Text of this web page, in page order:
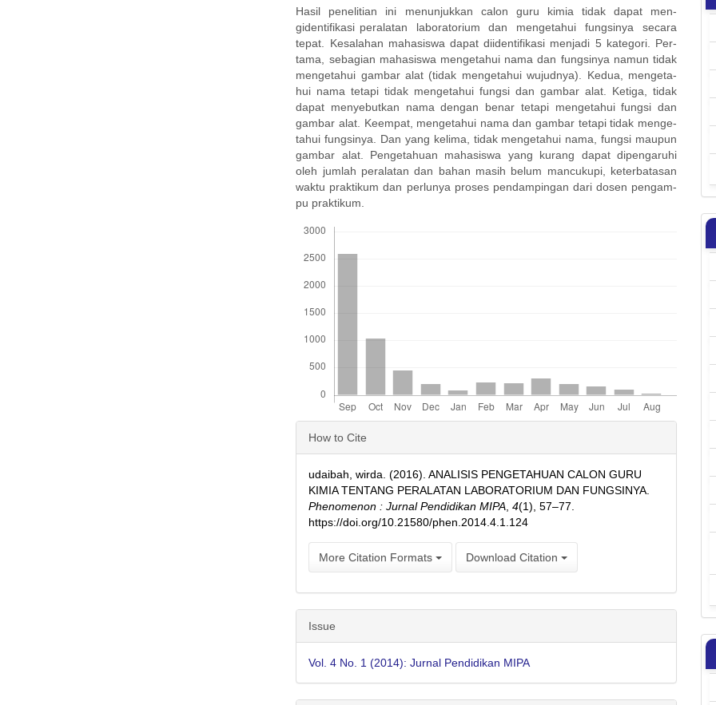
Hasil penelitian ini menunjukkan calon guru kimia tidak dapat men-
gidentifikasi peralatan laboratorium dan mengetahui fungsinya secara
tepat. Kesalahan mahasiswa dapat diidentifikasi menjadi 5 kategori. Per-
tama, sebagian mahasiswa mengetahui nama dan fungsinya namun tidak
mengetahui gambar alat (tidak mengetahui wujudnya). Kedua, mengeta-
hui nama tetapi tidak mengetahui fungsi dan gambar alat. Ketiga, tidak
dapat menyebutkan nama dengan benar tetapi mengetahui fungsi dan
gambar alat. Keempat, mengetahui nama dan gambar tetapi tidak menge-
tahui fungsinya. Dan yang kelima, tidak mengetahui nama, fungsi maupun
gambar alat. Pengetahuan mahasiswa yang kurang dapat dipengaruhi
oleh jumlah peralatan dan bahan masih belum mancukupi, keterbatasan
waktu praktikum dan perlunya proses pendampingan dari dosen pengam-
pu praktikum.
Article
Details
How to Cite
udaibah, wirda. (2016). ANALISIS PENGETAHUAN CALON GURU
KIMIA TENTANG PERALATAN LABORATORIUM DAN FUNGSINYA.
Phenomenon : Jurnal Pendidikan MIPA ,4(1), 57–77.
https://doi.org/10.21580/phen.2014.4.1.124
More Citation Formats Download Citation
Issue
Vol. 4 No. 1 (2014): Jurnal Pendidikan MIPA